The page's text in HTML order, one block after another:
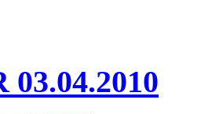
03.04.2010